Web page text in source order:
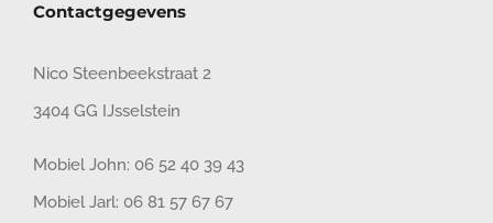
Contactgegevens
Nico Steenbeekstraat 2
3404 GG IJsselstein
Mobiel John: 06 52 40 39 43
Mobiel Jarl: 06 81 57 67 67